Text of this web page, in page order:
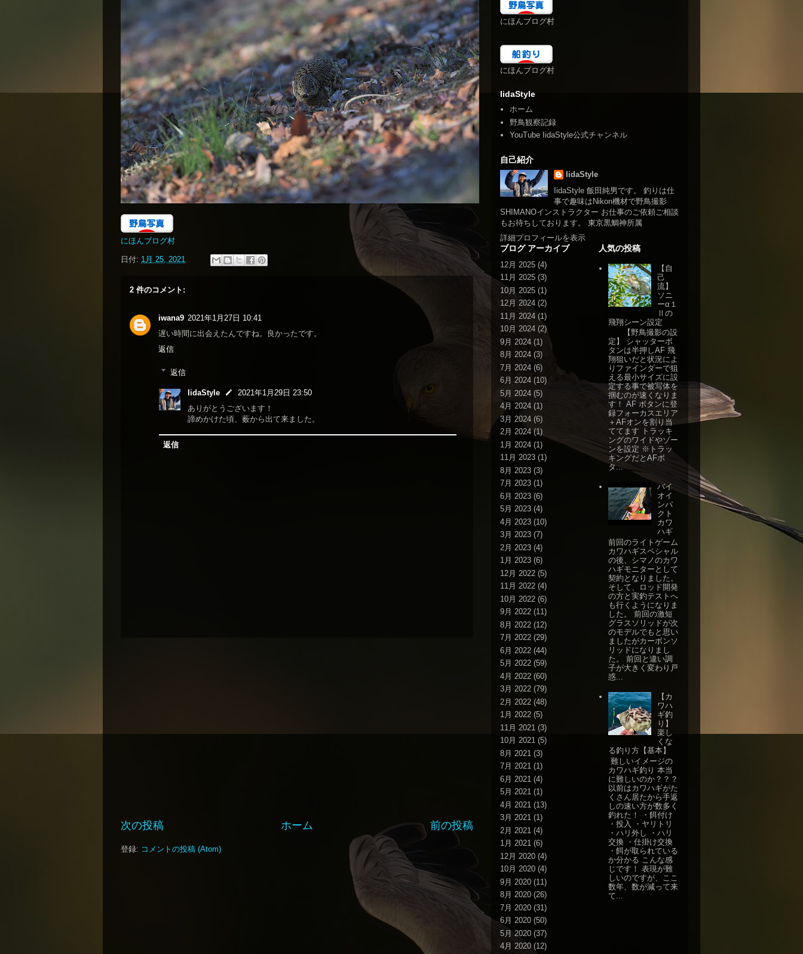
にほんブログ村
日付: 1月 25, 2021
2 件のコメント:
iwana9 2021年1月27日 10:41
遅い時間に出会えたんですね。良かったです。
返信
返信
IidaStyle
2021年1月29日 23:50
ありがとうございます！
諦めかけた頃、薮から出て来ました。
返信
次の投稿 前の投稿
ホーム
登録: コメントの投稿 (Atom)
にほんブログ村
にほんブログ村
IidaStyle
ホーム
野鳥観察記録
YouTube IidaStyle公式チャンネル
自己紹介
IidaStyle
IidaStyle 飯田純男です。 釣りは仕
事で趣味はNikon機材で野鳥撮影
SHIMANOインストラクター お仕事のご依頼ご相談
もお待ちしております。 東京黒鯛神所属
詳細プロフィールを表示
ブログ アーカイブ
12月 2025 (4)
11月 2025 (3)
10月 2025 (1)
12月 2024 (2)
11月 2024 (1)
10月 2024 (2)
9月 2024 (1)
8月 2024 (3)
7月 2024 (6)
6月 2024 (10)
5月 2024 (5)
4月 2024 (1)
3月 2024 (6)
2月 2024(1)
1月 2024 (1)
11月 2023 (1)
8月 2023 (3)
7月 2023 (1)
6月 2023 (6)
5月 2023 (4)
4月 2023 (10)
3月 2023 (7)
2月 2023 (4)
1月 2023 (6)
12月 2022 (5)
11月 2022 (4)
10月 2022 (6)
9月 2022 (11)
8月 2022 (12)
7月 2022 (29)
6月 2022 (44)
5月 2022 (59)
4月 2022 (60)
3月 2022 (79)
2月 2022 (48)
1月 2022 (5)
11月 2021 (3)
10月 2021 (5)
8月 2021 (3)
7月 2021 (1)
6月 2021 (4)
5月 2021 (1)
4月 2021 (13)
3月 2021 (1)
2月 2021 (4)
1月 2021 (6)
12月 2020 (4)
10月 2020 (4)
9月 2020 (11)
8月 2020 (26)
7月 2020 (31)
6月 2020 (50)
5月 2020 (37)
4月 2020 (12)
人気の投稿
【自
己
流】
ソニ
ーα１
Ⅱの
飛翔シーン設定
【野鳥撮影の設
定】 シャッターボ
タンは半押しAF 飛
翔狙いだと状況によ
りファインダーで狙
える最小サイズに設
定する事で被写体を
掴むのが速くなりま
す！ AF ボタンに登
録フォーカスエリア
＋AFオンを割り当
ててます トラッキ
ングのワイドやゾー
ンを設定 ※トラッ
キングだとAFボ
タ...
バイ
オイ
ンパ
クト
カワ
ハギ
前回のライトゲーム
カワハギスペシャル
の後、シマノのカワ
ハギモニターとして
契約となりました。
そして、ロッド開発
の方と実釣テストへ
も行くようになりま
した。 前回の激短
グラスソリッドが次
のモデルでもと思い
ましたがカーボンソ
リッドになりまし
た。 前回と違い調
子が大きく変わり戸
惑...
【カ
ワハ
ギ釣
り】
楽し
くな
る釣り方【基本】
難しいイメージの
カワハギ釣り 本当
に難しいのか？？？
以前はカワハギがた
くさん居たから手返
しの速い方が数多く
釣れた！ ・餌付け
・投入 ・ヤリトリ
・ハリ外し ・ハリ
交換 ・仕掛け交換
・餌が取られている
か分かる こんな感
じです！ 表現が難
しいのですが、ここ
数年、数が減って来
て...